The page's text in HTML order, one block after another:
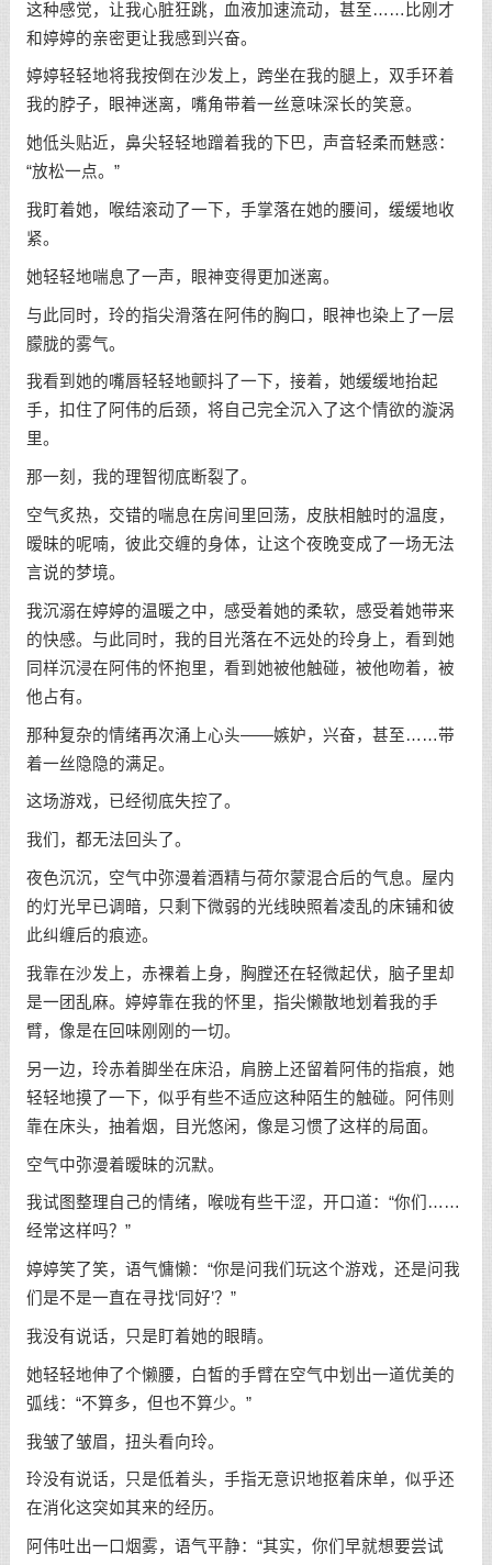
这种感觉，让我心脏狂跳，血液加速流动，甚至……比刚才
和婷婷的亲密更让我感到兴奋。
婷婷轻轻地将我按倒在沙发上，跨坐在我的腿上，双手环着
我的脖子，眼神迷离，嘴角带着一丝意味深长的笑意。
她低头贴近，鼻尖轻轻地蹭着我的下巴，声音轻柔而魅惑：
“放松一点。”
我盯着她，喉结滚动了一下，手掌落在她的腰间，缓缓地收
紧。
她轻轻地喘息了一声，眼神变得更加迷离。
与此同时，玲的指尖滑落在阿伟的胸口，眼神也染上了一层
朦胧的雾气。
我看到她的嘴唇轻轻地颤抖了一下，接着，她缓缓地抬起
手，扣住了阿伟的后颈，将自己完全沉入了这个情欲的漩涡
里。
那一刻，我的理智彻底断裂了。
空气炙热，交错的喘息在房间里回荡，皮肤相触时的温度，
暧昧的呢喃，彼此交缠的身体，让这个夜晚变成了一场无法
言说的梦境。
我沉溺在婷婷的温暖之中，感受着她的柔软，感受着她带来
的快感。与此同时，我的目光落在不远处的玲身上，看到她
同样沉浸在阿伟的怀抱里，看到她被他触碰，被他吻着，被
他占有。
那种复杂的情绪再次涌上心头——嫉妒，兴奋，甚至……带
着一丝隐隐的满足。
这场游戏，已经彻底失控了。
我们，都无法回头了。
夜色沉沉，空气中弥漫着酒精与荷尔蒙混合后的气息。屋内
的灯光早已调暗，只剩下微弱的光线映照着凌乱的床铺和彼
此纠缠后的痕迹。
我靠在沙发上，赤裸着上身，胸膛还在轻微起伏，脑子里却
是一团乱麻。婷婷靠在我的怀里，指尖懒散地划着我的手
臂，像是在回味刚刚的一切。
另一边，玲赤着脚坐在床沿，肩膀上还留着阿伟的指痕，她
轻轻地摸了一下，似乎有些不适应这种陌生的触碰。阿伟则
靠在床头，抽着烟，目光悠闲，像是习惯了这样的局面。
空气中弥漫着暧昧的沉默。
我试图整理自己的情绪，喉咙有些干涩，开口道：“你们……
经常这样吗？”
婷婷笑了笑，语气慵懒：“你是问我们玩这个游戏，还是问我
们是不是一直在寻找‘同好’？”
我没有说话，只是盯着她的眼睛。
她轻轻地伸了个懒腰，白皙的手臂在空气中划出一道优美的
弧线：“不算多，但也不算少。”
我皱了皱眉，扭头看向玲。
玲没有说话，只是低着头，手指无意识地抠着床单，似乎还
在消化这突如其来的经历。
阿伟吐出一口烟雾，语气平静：“其实，你们早就想要尝试